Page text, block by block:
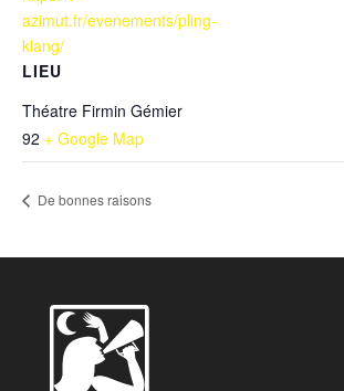
azimut.fr/evenements/pling-
klang/
LIEU
Théatre Firmin Gémier
92 + Google Map
De bonnes raisons